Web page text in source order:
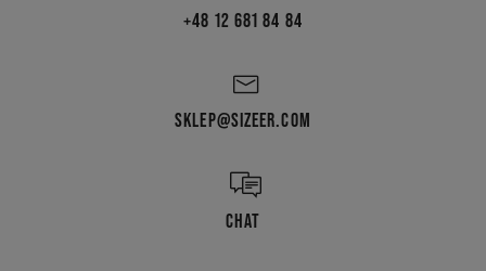
+48 12 681 84 84
SKLEP@SIZEER.COM
CHAT